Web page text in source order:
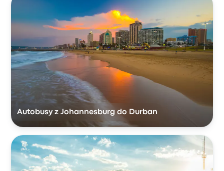
Autobusy z Johannesburg do Durban